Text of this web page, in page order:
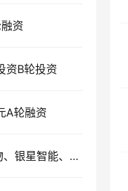
资
资B轮投资
A轮融资
创投快讯 | 职问、​睿帆科技、普方生物、银星智能、基点生物等17家企业获得投资